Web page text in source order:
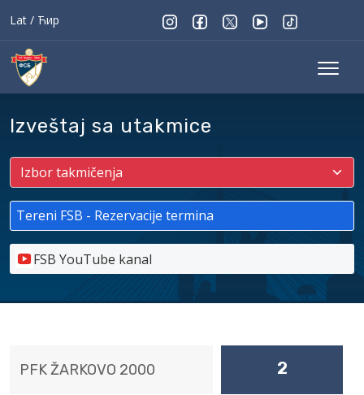
Lat / Ћир
Izveštaj sa utakmice
Tereni FSB - Rezervacije termina
FSB YouTube kanal
PFK ŽARKOVO 2000 2